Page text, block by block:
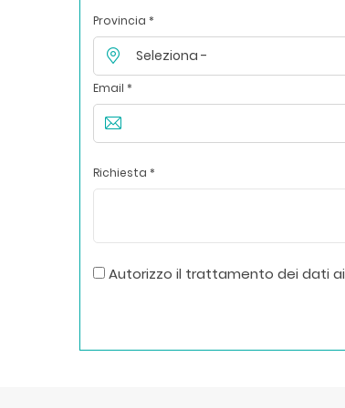
Provincia *
Email *
Richiesta *
Autorizzo il trattamento dei dati ai